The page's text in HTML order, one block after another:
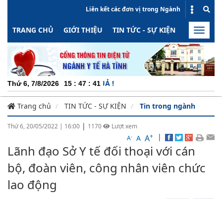
Liên kết các đơn vị trong Ngành
TRANG CHỦ GIỚI THIỆU TIN TỨC - SỰ KIỆN HOẠT
Toggle
Thứ 6, 7/8/2026 15 : 47 : 42
Trang chủ TIN TỨC - SỰ KIỆN Tin trong ngành
Thứ 6, 20/05/2022 | 16:00 | 1170
Lượt xem
A- A A+ |
Lãnh đạo Sở Y tế đối thoại với cán
bộ, đoàn viên, công nhân viên chức
lao động